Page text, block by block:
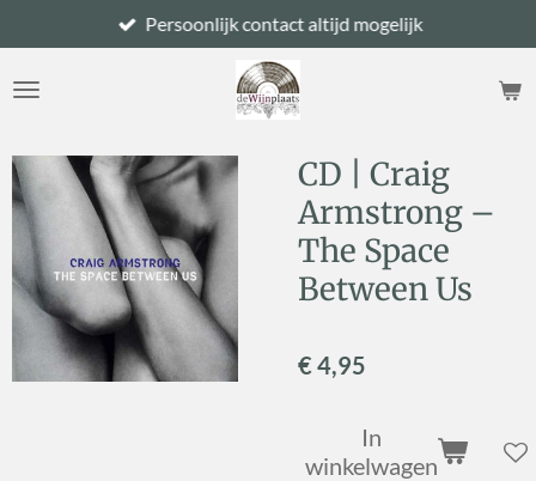
direct
naar
Persoonlijk contact altijd mogelijk
CD | Craig
Armstrong –
The Space
Between Us
€ 4,95
In
winkelwagen